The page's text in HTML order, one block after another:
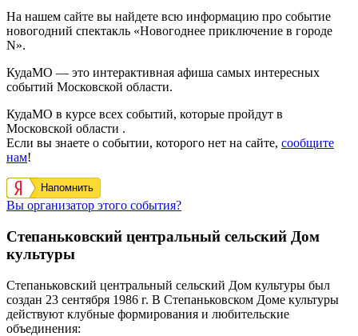
На нашем сайте вы найдете всю информацию про событие
новогодний спектакль «Новогоднее приключение в городе
N».
КудаМО — это интерактивная афиша самых интересных
событий Московской области.
КудаМО в курсе всех событий, которые пройдут в
Московской области .
Если вы знаете о событии, которого нет на сайте, сообщите
нам!
Напомнить
Вы организатор этого события?
Степаньковский центральный сельский Дом
культуры
Степаньковский центральный сельский Дом культуры был
создан 23 сентября 1986 г. В Степаньковском Доме культуры
действуют клубные формирования и любительские
объединения: